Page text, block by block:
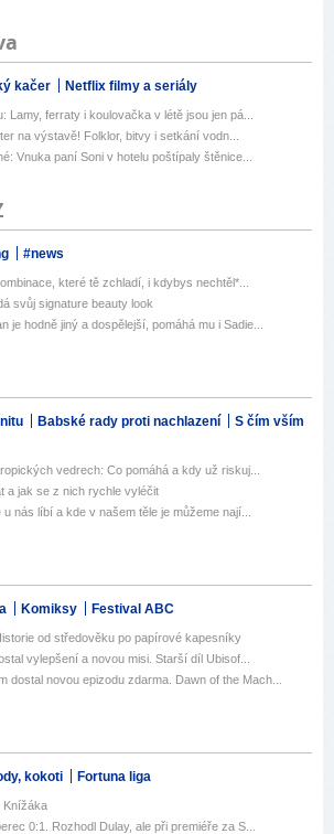
kačer Netflix filmy a seriály
Lamy, ferraty i koulovačka v létě jsou jen pá...
na výstavě! Folklor, bitvy i setkání vodn...
Vnuka paní Soni v hotelu poštípaly štěnice...
#news
které tě zchladí, i kdybys nechtěl*...
svůj signature beauty look
je hodně jiný a dospělejší, pomáhá mu i Sadie...
Babské rady proti nachlazení
S čím vším
vedrech: Co pomáhá a kdy už riskuj...
a jak se z nich rychle vyléčit
nás líbí a kde v našem těle je můžeme nají...
Komiksy Festival ABC
od středověku po papírové kapesníky
vylepšení a novou misi. Starší díl Ubisof...
dostal novou epizodu zdarma. Dawn of the Mach...
kokoti Fortuna liga
Knížáka
0:1. Rozhodl Dulay, ale při premiéře za S...